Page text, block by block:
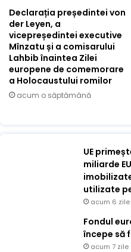
Declarația președintei von
der Leyen, a
vicepreședintei executive
Mînzatu și a comisarului
Lahbib înaintea Zilei
europene de comemorare
a Holocaustului romilor
acum o săptămână
UE
miliarde
utilizate
acum 6 zile
Fondul
începe să
acum 7 zile